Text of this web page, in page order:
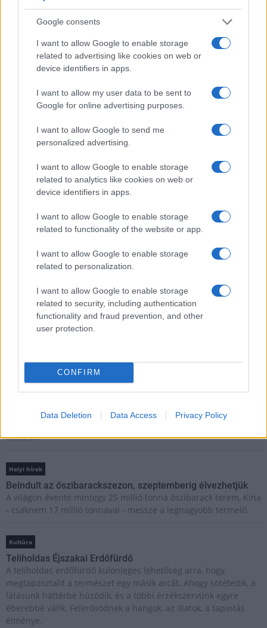
Google consents
I want to allow Google to enable storage
related to advertising like cookies on web or
device identifiers in apps.
I want to allow my user data to be sent to
Google for online advertising purposes.
I want to allow Google to send me
personalized advertising.
I want to allow Google to enable storage
related to analytics like cookies on web or
device identifiers in apps.
I want to allow Google to enable storage
related to functionality of the website or app.
I want to allow Google to enable storage
related to personalization.
I want to allow Google to enable storage
related to security, including authentication
functionality and fraud prevention, and other
user protection.
CONFIRM
Data Deletion Data Access Privacy Policy
Túlfogyasztás napja - július 30-ra
felhasználta az emberiség a Föld egész
évre elegendő erőforrásait
HÍRLEVÉL
E-mail cím
Feliratkozom a hírlevélre és elfogadom az
szabályzatot!
megtelik élettel, sporttal és élményekkel!
Brandnyúl mini disco
Kertben!
Helyi hírek
Beindult az őszibarackszezon, szeptemberig élvezhetjük
A világon évente mintegy 25 millió tonna őszibarack terem, Kína
- csaknem 17 millió tonnával - messze a legnagyobb termelő.
Kultúra
Teliholdas Éjszakai Erdőfürdő
A teliholdas erdőfürdő különleges lehetőség arra, hogy
megtapasztald a természet egy másik arcát. Ahogy sötétedik, a
látásunk háttérbe húzódik, és a többi érzékszervünk egyre
éberebbé válik. Felerősödnek a hangok, az illatok, a tapintás
élménye.